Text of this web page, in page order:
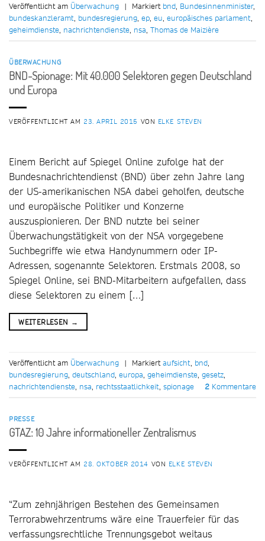
Veröffentlicht am Überwachung | Markiert bnd, Bundesinnenminister,
bundeskanzleramt, bundesregierung, ep, eu, europäisches parlament,
geheimdienste, nachrichtendienste, nsa, Thomas de Maizière
ÜBERWACHUNG
BND-Spionage: Mit 40.000 Selektoren gegen Deutschland
und Europa
VERÖFFENTLICHT AM 23. APRIL 2015 VON ELKE STEVEN
Einem Bericht auf Spiegel Online zufolge hat der
Bundesnachrichtendienst (BND) über zehn Jahre lang
der US-amerikanischen NSA dabei geholfen, deutsche
und europäische Politiker und Konzerne
auszuspionieren. Der BND nutzte bei seiner
Überwachungstätigkeit von der NSA vorgegebene
Suchbegriffe wie etwa Handynummern oder IP-
Adressen, sogenannte Selektoren. Erstmals 2008, so
Spiegel Online, sei BND-Mitarbeitern aufgefallen, dass
diese Selektoren zu einem […]
WEITERLESEN →
Veröffentlicht am Überwachung | Markiertaufsicht, bnd,
bundesregierung, deutschland, europa, geheimdienste, gesetz,
nachrichtendienste, nsa, rechtsstaatlichkeit, spionage 2 Kommentare
PRESSE
GTAZ: 10 Jahre informationeller Zentralismus
VERÖFFENTLICHT AM 28. OKTOBER 2014 VON ELKE STEVEN
“Zum zehnjährigen Bestehen des Gemeinsamen
Terrorabwehrzentrums wäre eine Trauerfeier für das
verfassungsrechtliche Trennungsgebot weitaus